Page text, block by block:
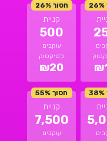
קניית
500
עוקבים
לטיקטוק
₪20
חסוך 26%
קניית
7,500
עוקבים
חסוך 55%